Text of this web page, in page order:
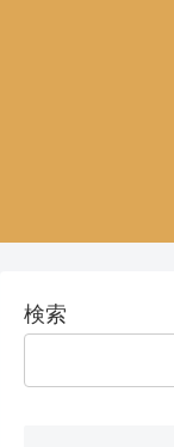
検索